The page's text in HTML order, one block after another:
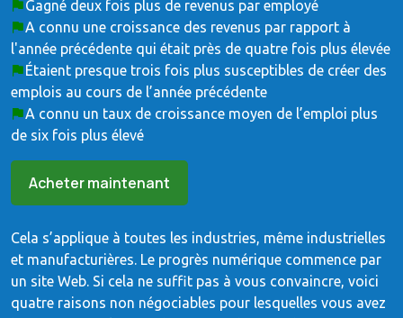
Gagné deux fois plus de revenus par employé
A connu une croissance des revenus par rapport à
l'année précédente qui était près de quatre fois plus élevée
Étaient presque trois fois plus susceptibles de créer des
emplois au cours de l’année précédente
A connu un taux de croissance moyen de l’emploi plus
de six fois plus élevé
Acheter maintenant
Cela s’applique à toutes les industries, même industrielles
et manufacturières. Le progrès numérique commence par
un site Web. Si cela ne suffit pas à vous convaincre, voici
quatre raisons non négociables pour lesquelles vous avez